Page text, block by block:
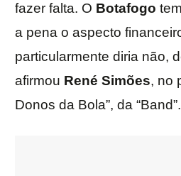
fazer falta. O Botafogo
a pena o aspecto
particularmente diria não,
afirmou René Simões, no
Donos da Bola”, da “Band”.